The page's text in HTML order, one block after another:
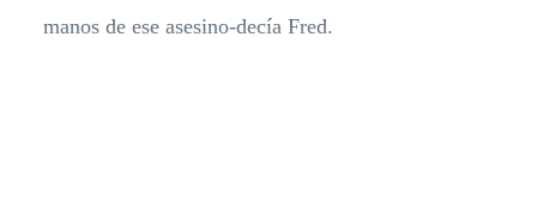
manos de ese asesino-decía Fred.